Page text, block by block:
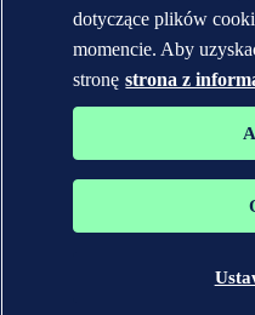
dotyczące plików
momencie. Aby
stronę strona z